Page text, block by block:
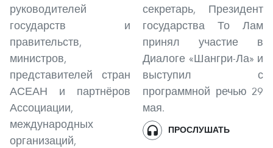
руководителей
государств и
правительств,
министров,
представителей стран
АСЕАН и партнёров
Ассоциации,
международных
организаций,
секретарь, Президент
государства То Лам
принял участие в
Диалоге «Шангри-Ла» и
выступил с
программной речью 29
мая.
ПРОСЛУШАТЬ